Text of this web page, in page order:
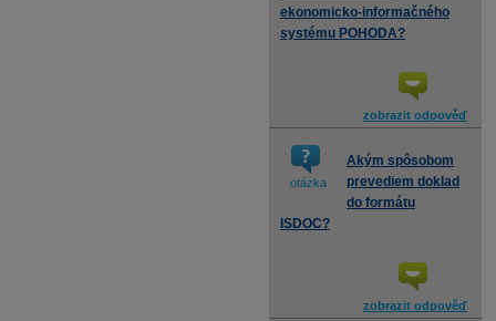
ekonomicko-informačného
systému POHODA?
zobrazit odpověď
otázka
Akým spôsobom
prevediem doklad
do formátu
ISDOC?
zobrazit odpověď